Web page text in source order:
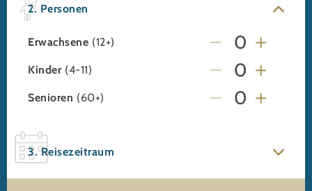
2. Personen
Erwachsene (12+)
Kinder (4-11)
Senioren (60+)
3. Reisezeitraum